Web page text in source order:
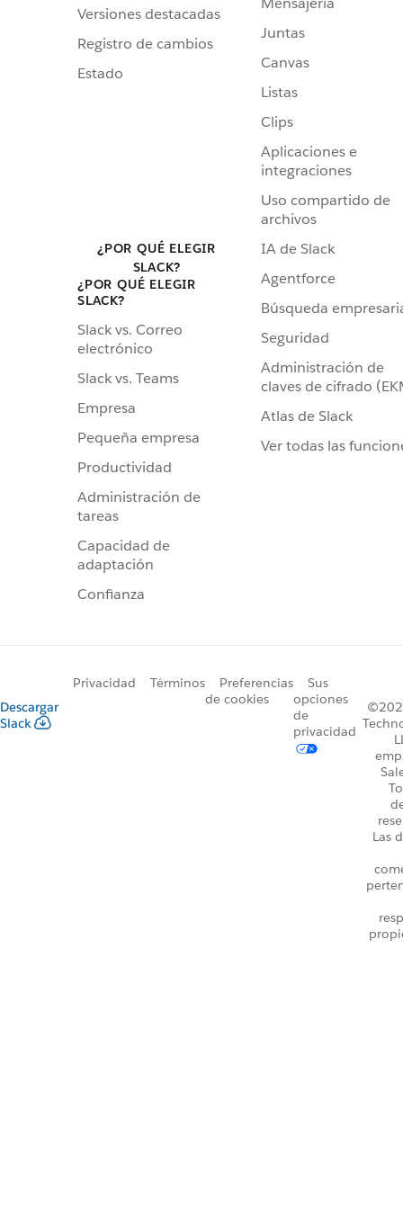
Versiones destacadas
Registro de cambios
Estado
¿POR QUÉ ELEGIR
SLACK?
¿POR QUÉ ELEGIR
SLACK?
Slack vs. Correo
electrónico
Slack vs. Teams
Empresa
Pequeña empresa
Productividad
Administración de
tareas
Capacidad de
adaptación
Confianza
Juntas
Canvas
Listas
Clips
Aplicaciones e
integraciones
Uso compartido de
archivos
IA de Slack
Agentforce
Búsqueda
Seguridad
Administración de
claves de cifrado
Atlas de Slack
Ver todas las
Descargar
Slack
Privacidad Términos
Preferencias
de cookies
Sus
opciones
de
privacidad
Las